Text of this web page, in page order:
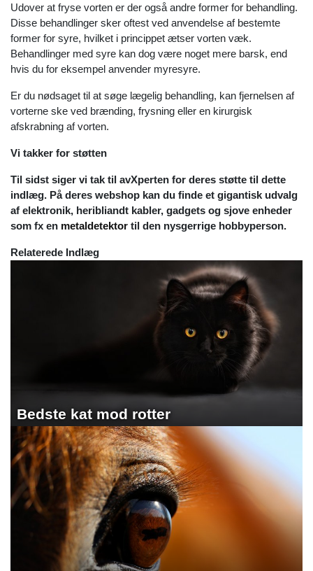
Udover at fryse vorten er der også andre former for behandling.
Disse behandlinger sker oftest ved anvendelse af bestemte
former for syre, hvilket i princippet ætser vorten væk.
Behandlinger med syre kan dog være noget mere barsk, end
hvis du for eksempel anvender myresyre.
Er du nødsaget til at søge lægelig behandling, kan fjernelsen af
vorterne ske ved brænding, frysning eller en kirurgisk
afskrabning af vorten.
Vi takker for støtten
Til sidst siger vi tak til avXperten for deres støtte til dette
indlæg. På deres webshop kan du finde et gigantisk udvalg
af elektronik, heribliandt kabler, gadgets og sjove enheder
som fx en metaldetektor til den nysgerrige hobbyperson.
Relaterede Indlæg
Bedste kat mod rotter